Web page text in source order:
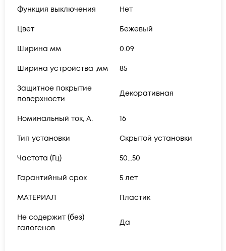
Функция выключения Нет
Цвет Бежевый
Ширина мм 0.09
Ширина устройства ,мм 85
Защитное покрытие
поверхности
Декоративная
Номинальный ток, А. 16
Тип установки Скрытой установки
Частота (Гц) 50...50
Гарантийный срок 5 лет
МАТЕРИАЛ Пластик
Не содержит (без)
галогенов
Да